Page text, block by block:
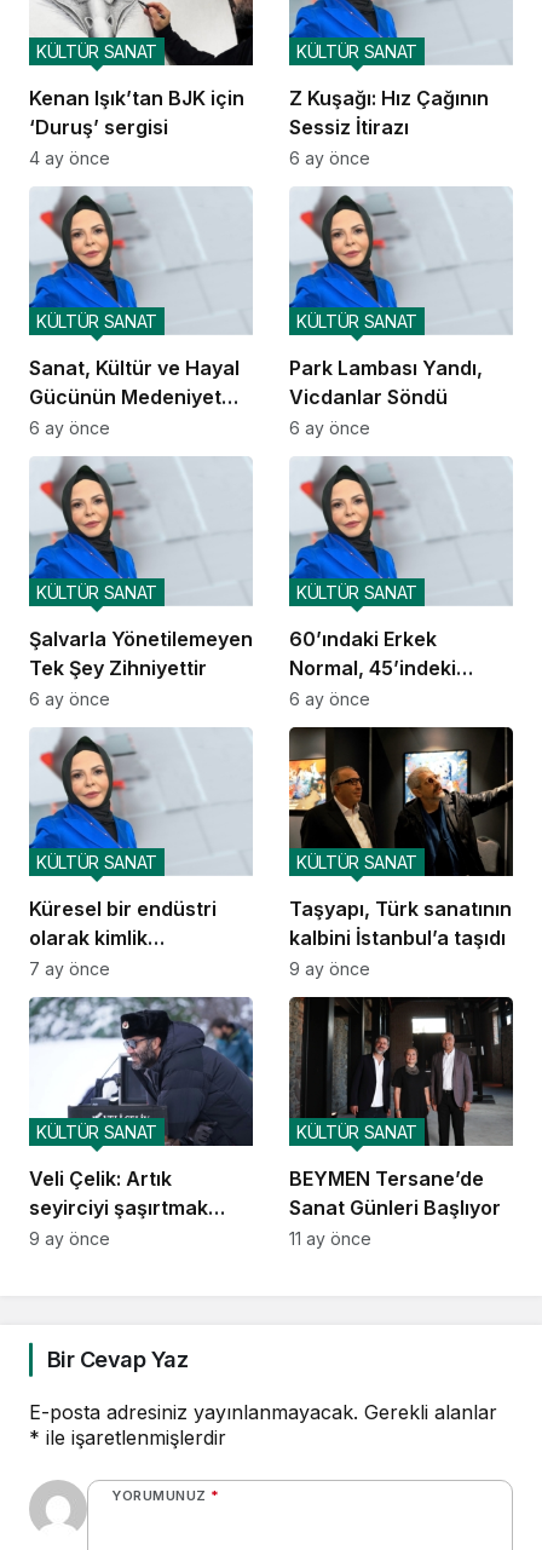
Kenan Işık’tan BJK için
‘Duruş’ sergisi
KÜLTÜR SANAT
4 ay önce
Z Kuşağı: Hız Çağının
Sessiz İtirazı
KÜLTÜR SANAT
6 ay önce
Sanat, Kültür ve Hayal
Gücünün Medeniyet
İnşası
KÜLTÜR SANAT
6 ay önce
Park Lambası Yandı,
Vicdanlar Söndü
KÜLTÜR SANAT
6 ay önce
Şalvarla Yönetilemeyen
Tek Şey Zihniyettir
KÜLTÜR SANAT
6 ay önce
60’ındaki Erkek
Normal, 45’indeki
Kadın Skandal mı?
KÜLTÜR SANAT
6 ay önce
Küresel bir endüstri
olarak kimlik
politikaları: Gökkuşağı
Faşizmi belgeseline
eleştirel bir bakış
KÜLTÜR SANAT
7 ay önce
Taşyapı, Türk sanatının
kalbini İstanbul’a taşıdı
KÜLTÜR SANAT
9 ay önce
Veli Çelik: Artık
seyirciyi şaşırtmak
değil, hissettirmek
KÜLTÜR SANAT
9 ay önce
BEYMEN Tersane’de
Sanat Günleri Başlıyor
KÜLTÜR SANAT
11 ay önce
Bir Cevap Yaz
E-posta adresiniz yayınlanmayacak. Gerekli alanlar
* ile işaretlenmişlerdir
YORUMUNUZ *